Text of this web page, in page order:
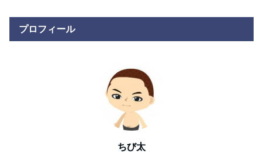
プロフィール
ちび太